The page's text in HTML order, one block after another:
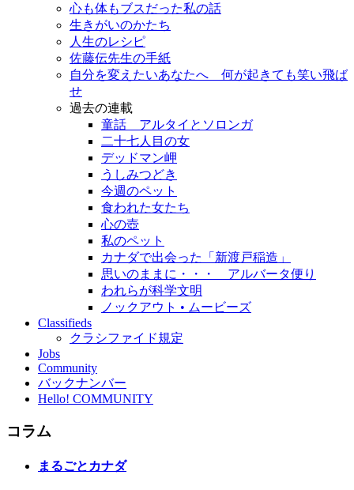
心も体もブスだった私の話
生きがいのかたち
人生のレシピ
佐藤伝先生の手紙
自分を変えたいあなたへ 何が起きても笑い飛ば
せ
過去の連載
童話 アルタイとソロンガ
二十七人目の女
デッドマン岬
うしみつどき
今週のペット
食われた女たち
心の壺
私のペット
カナダで出会った「新渡戸稲造」
思いのままに・・・ アルバータ便り
われらが科学文明
ノックアウト • ムービーズ
Classifieds
クラシファイド規定
Jobs
Community
バックナンバー
Hello! COMMUNITY
コラム
まるごとカナダ